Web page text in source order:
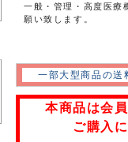
一般・管理・高度医療
願い致します。
一部大型商品の送
本商品は会
ご購入